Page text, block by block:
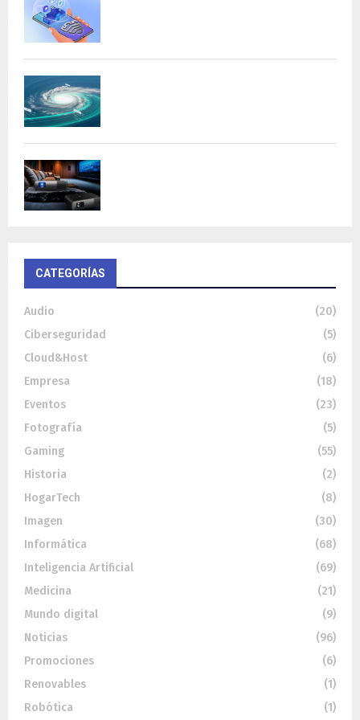
CATEGORÍAS
Audio
(20)
Ciberseguridad
(5)
Cloud&Host
(6)
Empresa
(18)
Eventos
(23)
Fotografía
(5)
Gaming
(55)
Historia
(2)
HogarTech
(8)
Imagen
(30)
Informática
(68)
Inteligencia Artificial
(69)
Medicina
(21)
Mundo digital
(9)
Noticias
(96)
Promociones
(6)
Renovables
(1)
Robótica
(1)